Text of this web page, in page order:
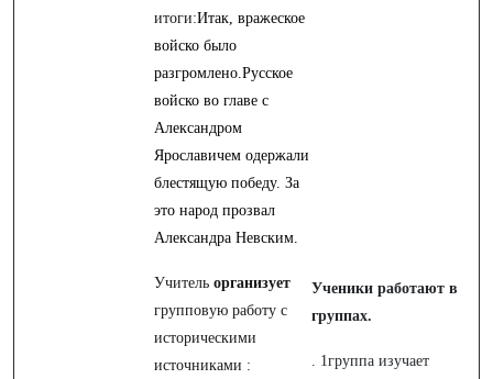
итоги:Итак, вражеское
войско было
разгромлено.Русское
войско во главе с
Александром
Ярославичем одержали
блестящую победу. За
это народ прозвал
Александра Невским.
Учитель организует
групповую работу с
историческими
источниками :
Ученики работают в
группах.
. 1группа изучает